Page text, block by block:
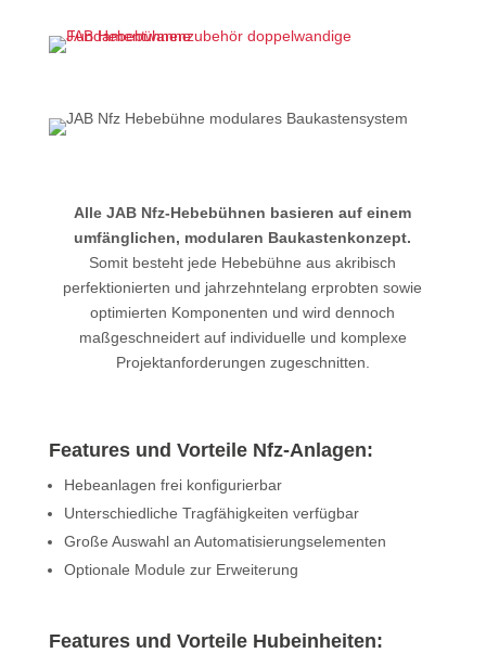
Alle JAB Nfz-Hebebühnen basieren auf einem
umfänglichen, modularen Baukasten­konzept.
Somit besteht jede Hebebühne aus akribisch
perfektionierten und jahrzehntelang erprobten sowie
optimierten Komponenten und wird dennoch
maßgeschneidert auf individuelle und komplexe
Projektanforderungen zugeschnitten.
Features und Vorteile Nfz-Anlagen:
Hebeanlagen frei konfigurierbar
Unterschiedliche Tragfähigkeiten verfügbar
Große Auswahl an Automatisierungs­elementen
Optionale Module zur Erweiterung
Features und Vorteile Hubeinheiten: